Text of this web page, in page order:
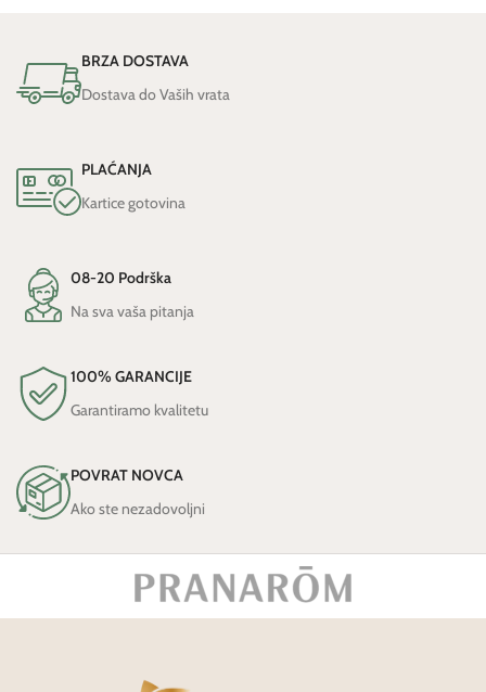
BRZA DOSTAVA
Dostava do Vaših vrata
PLAĆANJA
Kartice gotovina
08-20 Podrška
Na sva vaša pitanja
100% GARANCIJE
Garantiramo kvalitetu
POVRAT NOVCA
Ako ste nezadovoljni